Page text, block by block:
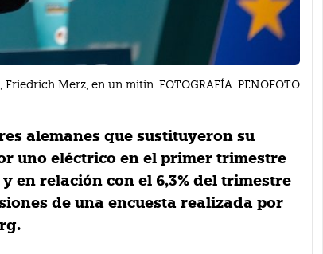
Merz, en un mitin. FOTOGRAFÍA: PENOFOTO
alemanes que sustituyeron su
uno eléctrico en el primer trimestre
en relación con el 6,3% del trimestre
de una encuesta realizada por